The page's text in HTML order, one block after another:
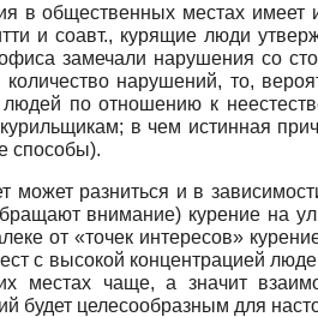
в общественных местах
и соавт., курящие люди
замечали нарушения со
нарушений, то,
по отношению к
в чем истинная
способы).
может разниться и в
внимание) курение на
от «точек интересов»
с высокой концентрацией
местах чаще, а значит
будет целесообразным для